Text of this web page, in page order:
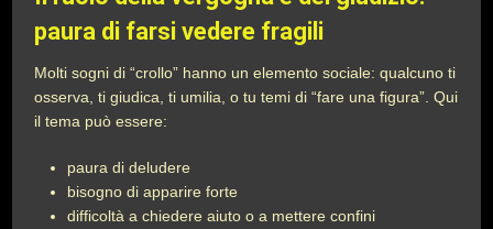
paura di farsi vedere fragili
Molti sogni di “crollo” hanno un elemento sociale: qualcuno ti
osserva, ti giudica, ti umilia, o tu temi di “fare una figura”. Qui
il tema può essere:
paura di deludere
bisogno di apparire forte
difficoltà a chiedere aiuto o a mettere confini